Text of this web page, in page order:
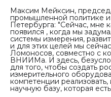
Максим Мейксин,
промышленной политике
Петербурга: "Сейчас, мне
появился , когда мы
системы измерения,
и для этих целей мы
Ломоносов, совместно с
ВНИИМа. И здесь,
для того, чтобы создать
измерительного
компетенции
научную базу, которая